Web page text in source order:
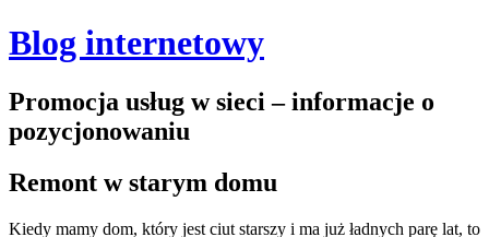
Blog internetowy
Promocja usług w sieci – informacje o
pozycjonowaniu
Remont w starym domu
Kiedy mamy dom, który jest ciut starszy i ma już ładnych parę lat, to